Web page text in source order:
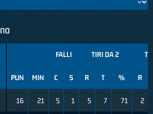
FALLI TIRI DA 2
PUN MIN C S R T % R
16 21 5 1 5 7 71 2